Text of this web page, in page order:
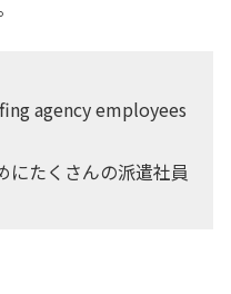
agency employees
にたくさんの派遣社員